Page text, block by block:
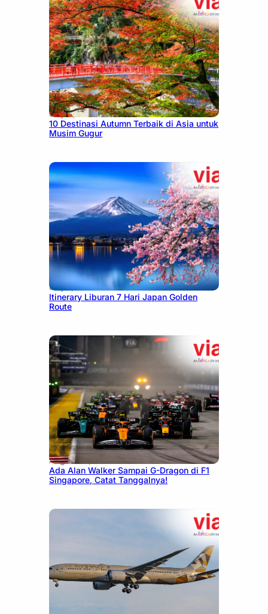
July 9, 2026
10 Destinasi Autumn Terbaik di Asia untuk
Musim Gugur
July 7, 2026
Itinerary Liburan 7 Hari Japan Golden
Route
August 13, 2025
Ada Alan Walker Sampai G-Dragon di F1
Singapore, Catat Tanggalnya!